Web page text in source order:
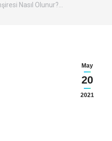
Nasıl Olunur?…
May
20
2021